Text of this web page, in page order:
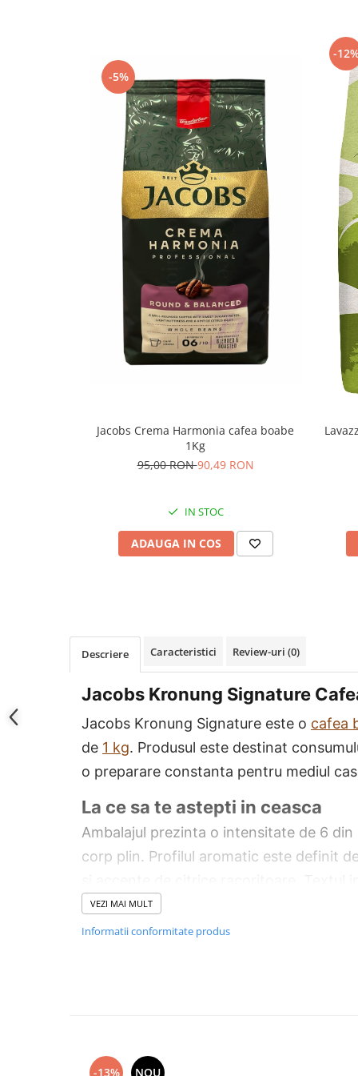
-5%
Jacobs Crema Harmonia cafea boabe
1Kg
95,00 RON90,49 RON
IN STOC
ADAUGA IN COS
-
Descriere Caracteristici Review-uri (0)
Jacobs Kronung Signature
Jacobs Kronung Signature este o cafea
de 1 kg. Produsul este destinat
o preparare constanta pentru mediul
La ce sa te astepti in ceasca
Ambalajul prezinta o intensitate de 6 din
corp plin. Profilul aromatic este definit
spatele ambalajului confirma ca acest
de boabe Arabica si Robusta.
Pentru ce echipamente este
Boabele se pot procesa usor folosind
VEZI MAI MULT
Informatii conformitate produs
-13% NOU